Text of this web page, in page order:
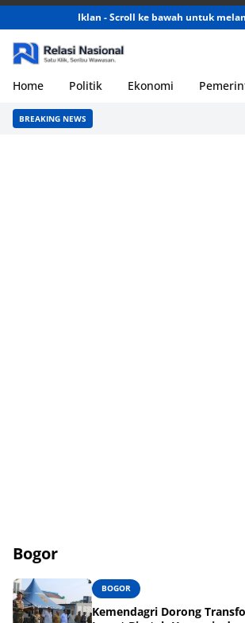
Iklan - Scroll ke bawah untuk
Home Politik Ekonomi
BREAKING NEWS
Bogor
BOGOR
Kemendagri Dorong